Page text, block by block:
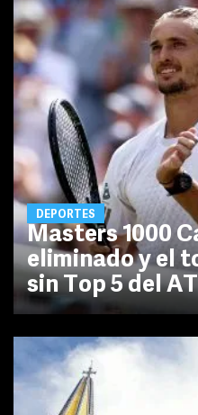
DEPORTES
Masters 1000
eliminado y el
sin Top 5 del